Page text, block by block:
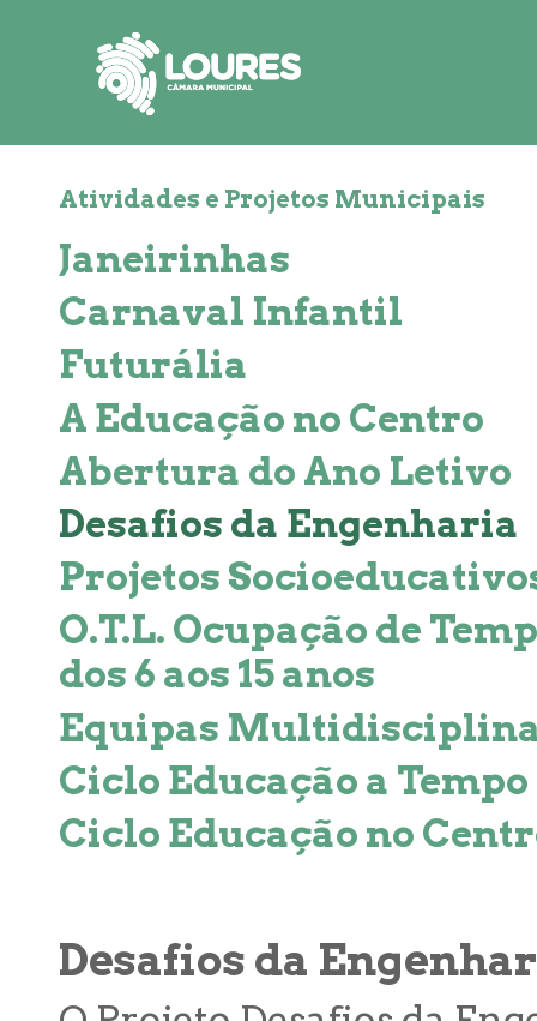
Atividades e Projetos Municipais
Janeirinhas
Carnaval Infantil
Futurália
A Educação no Centro
Abertura do Ano Letivo
Desafios da Engenharia
Projetos
O.T.L. Ocupação de
dos 6 aos 15 anos
Equipas
Ciclo Educação a Tempo
Ciclo Educação no
Desafios da